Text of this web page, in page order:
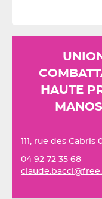
HAUTE
111, rue des
04 92 72 35 68